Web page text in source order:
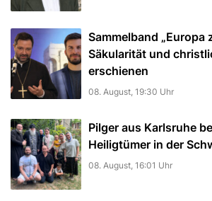
Sammelband „Europa
Säkularität und
erschienen
08. August, 19:30 Uhr
Pilger aus Karlsruhe
Heiligtümer in der
08. August, 16:01 Uhr